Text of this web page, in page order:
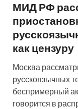
МИД РФ
как цензуру
Москва
русскоязычных
беспримерный
говорится в